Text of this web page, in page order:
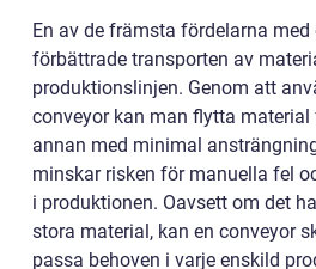
En av de främsta fördelarna med
förbättrade transporten av
produktionslinjen. Genom att
conveyor kan man flytta
annan med minimal
minskar risken för manuella fel
i produktionen. Oavsett om det
stora material, kan en conveyor
passa behoven i varje enskild